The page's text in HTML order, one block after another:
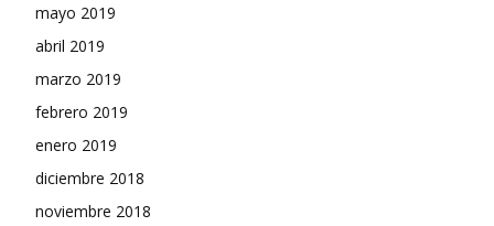
mayo 2019
abril 2019
marzo 2019
febrero 2019
enero 2019
diciembre 2018
noviembre 2018